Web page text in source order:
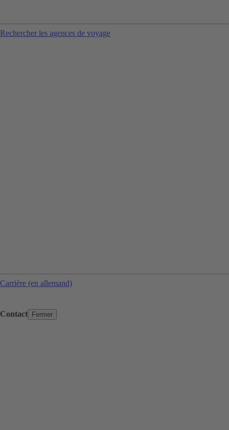
Contact Fermer
Rechercher les agences de voyage
Carrière (en allemand)